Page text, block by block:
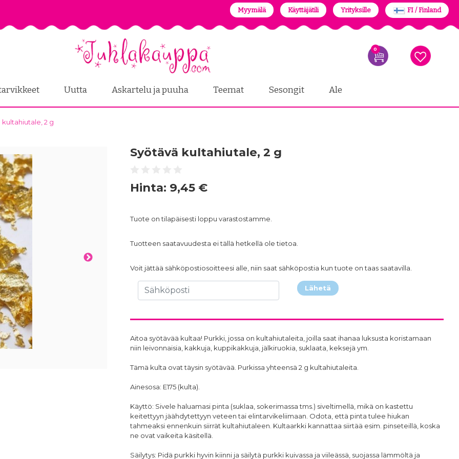
Myymälä Käyttäjätili Yrityksille FI / Finland
0
Uutta Askartelu ja puuha Teemat Sesongit Ale
kultahiutale, 2 g
Syötävä kultahiutale, 2 g
Hinta: 9,45 €
Tuote on tilapäisesti loppu varastostamme.
Tuotteen saatavuudesta ei tällä hetkellä ole tietoa.
Voit jättää sähköpostiosoitteesi alle, niin saat sähköpostia kun tuote on taas saatavilla.
Lähetä
Aitoa syötävää kultaa! Purkki, jossa on kultahiutaleita, joilla saat ihanaa luksusta koristamaan
niin leivonnaisia, kakkuja, kuppikakkuja, jälkiruokia, suklaata, keksejä ym.
Tämä kulta ovat täysin syötävää. Purkissa yhteensä 2 g kultahiutaleita.
Ainesosa: E175 (kulta).
Käyttö: Sivele haluamasi pinta (suklaa, sokerimassa tms.) siveltimellä, mikä on kastettu
keitettyyn jäähdytettyyn veteen tai elintarvikeliimaan. Odota, että pinta tulee hiukan
tahmeaksi ennenkuin siirrät kultahiutaleen. Kultaarkki kannattaa siirtää esim. pinseteillä, koska
ne ovat vaikeita käsitellä.
Säilytys: Pidä purkki hyvin kiinni ja säilytä purkki kuivassa ja viileässä, suojassa lämmöltä ja